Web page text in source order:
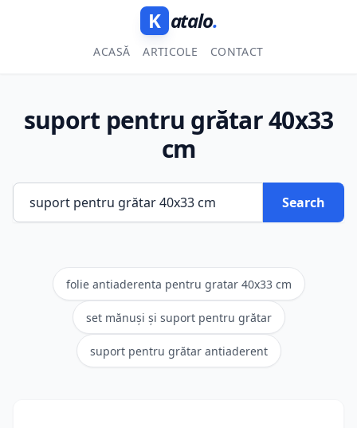
K atalo.
ACASĂ ARTICOLE CONTACT
suport pentru grătar 40x33
cm
Search
folie antiaderenta pentru gratar 40x33 cm
set mănuși și suport pentru grătar
suport pentru grătar antiaderent